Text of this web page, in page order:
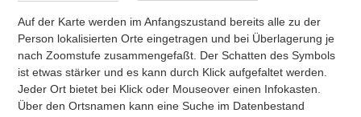
Auf der Karte werden im Anfangszustand bereits alle zu der
Person lokalisierten Orte eingetragen und bei Überlagerung je
nach Zoomstufe zusammengefaßt. Der Schatten des Symbols
ist etwas stärker und es kann durch Klick aufgefaltet werden.
Jeder Ort bietet bei Klick oder Mouseover einen Infokasten.
Über den Ortsnamen kann eine Suche im Datenbestand